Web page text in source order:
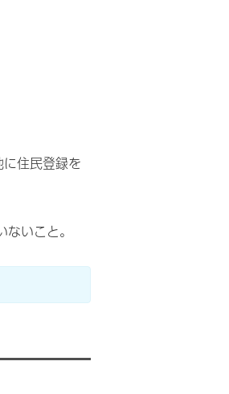
住民登録を
いこと。